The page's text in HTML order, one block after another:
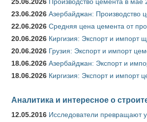
23.06.2026 Азербайджан: Производство
22.06.2026 Средняя цена цемента от
20.06.2026 Киргизия: Экспорт и импорт
20.06.2026 Грузия: Экспорт и импорт
18.06.2026 Азербайджан: Экспорт и
18.06.2026 Киргизия: Экспорт и импорт
Аналитика и интересное о
12.05.2016 Исследователи превращают